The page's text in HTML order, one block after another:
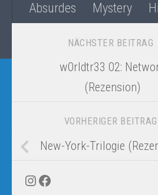
Absurdes
Mystery
NÄCHSTER BEITRAG
w0rldtr33 02:
(Rezension)
VORHERIGER BEITRAG
New-York-Trilogie
Instagram
Facebook